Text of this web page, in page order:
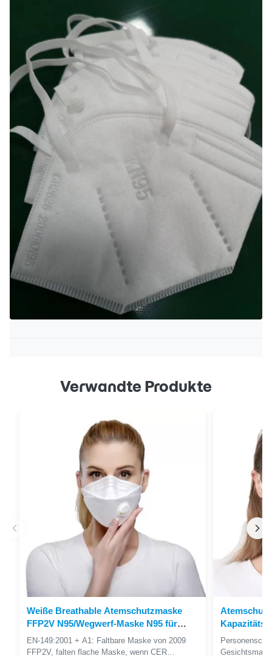
Verwandte Produkte
Weiße Breathable Atemschutzmaske
FFP2V N95/Wegwerf-Maske N95 für
bequeme Verwendung
EN-149:2001 + A1: Faltbare Maske von 2009
FFP2V, falten flache Maske, wenn CER
Kapazitäts-
N95